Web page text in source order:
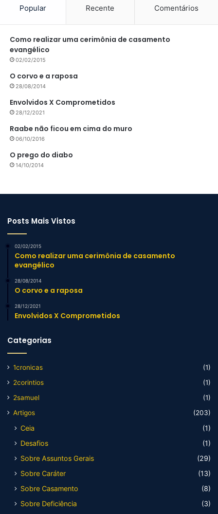
Popular Recente Comentários
Como realizar uma cerimônia de casamento
evangélico
02/02/2015
O corvo e a raposa
28/08/2014
Envolvidos X Comprometidos
28/12/2021
Raabe não ficou em cima do muro
06/10/2016
O prego do diabo
14/10/2014
Posts Mais Vistos
02/02/2015
Como realizar uma cerimônia de casamento
evangélico
28/08/2014
O corvo e a raposa
28/12/2021
Envolvidos X Comprometidos
Categorias
1cronicas
(1)
2corintios
(1)
2samuel
(1)
Artigos
(203)
Ceia
(1)
Desafios
(1)
Sobre Assuntos Gerais
(29)
Sobre Caráter
(13)
Sobre Casamento
(8)
Sobre Deficiência
(3)